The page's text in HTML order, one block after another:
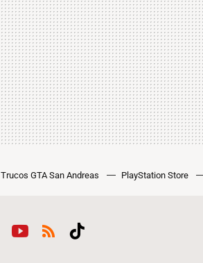
Trucos GTA San Andreas PlayStation Store